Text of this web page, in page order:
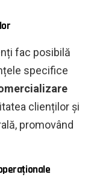
fac posibilă
specifice
clienților și
promovând